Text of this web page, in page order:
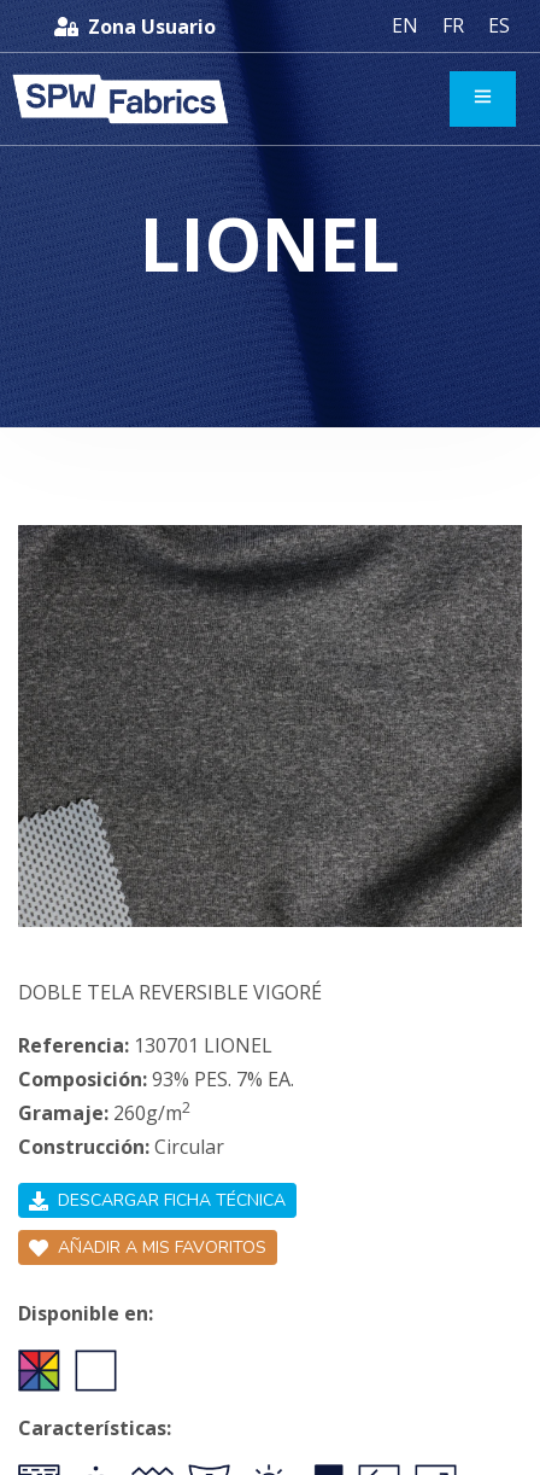
Zona Usuario EN FR ES
LIONEL
DOBLE TELA REVERSIBLE VIGORÉ
Referencia: 130701 LIONEL
Composición:93% PES. 7% EA.
Gramaje: 260g/m2
Construcción:Circular
DESCARGAR FICHA TÉCNICA
AÑADIR A MIS FAVORITOS
Disponible en:
Características: